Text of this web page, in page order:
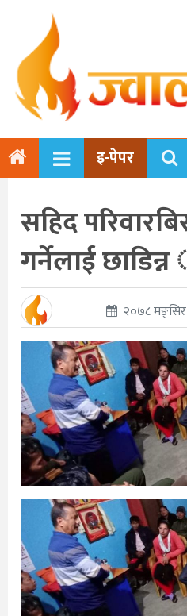
इ-पेपर
सहिद
गर्नेलाई
२०७८ मङ्सिर